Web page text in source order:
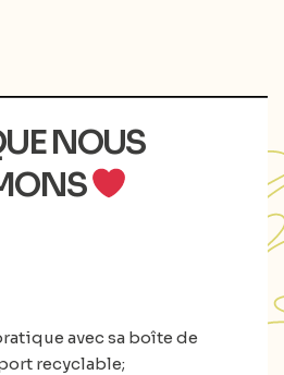
NOUS
avec sa boîte de
recyclable;